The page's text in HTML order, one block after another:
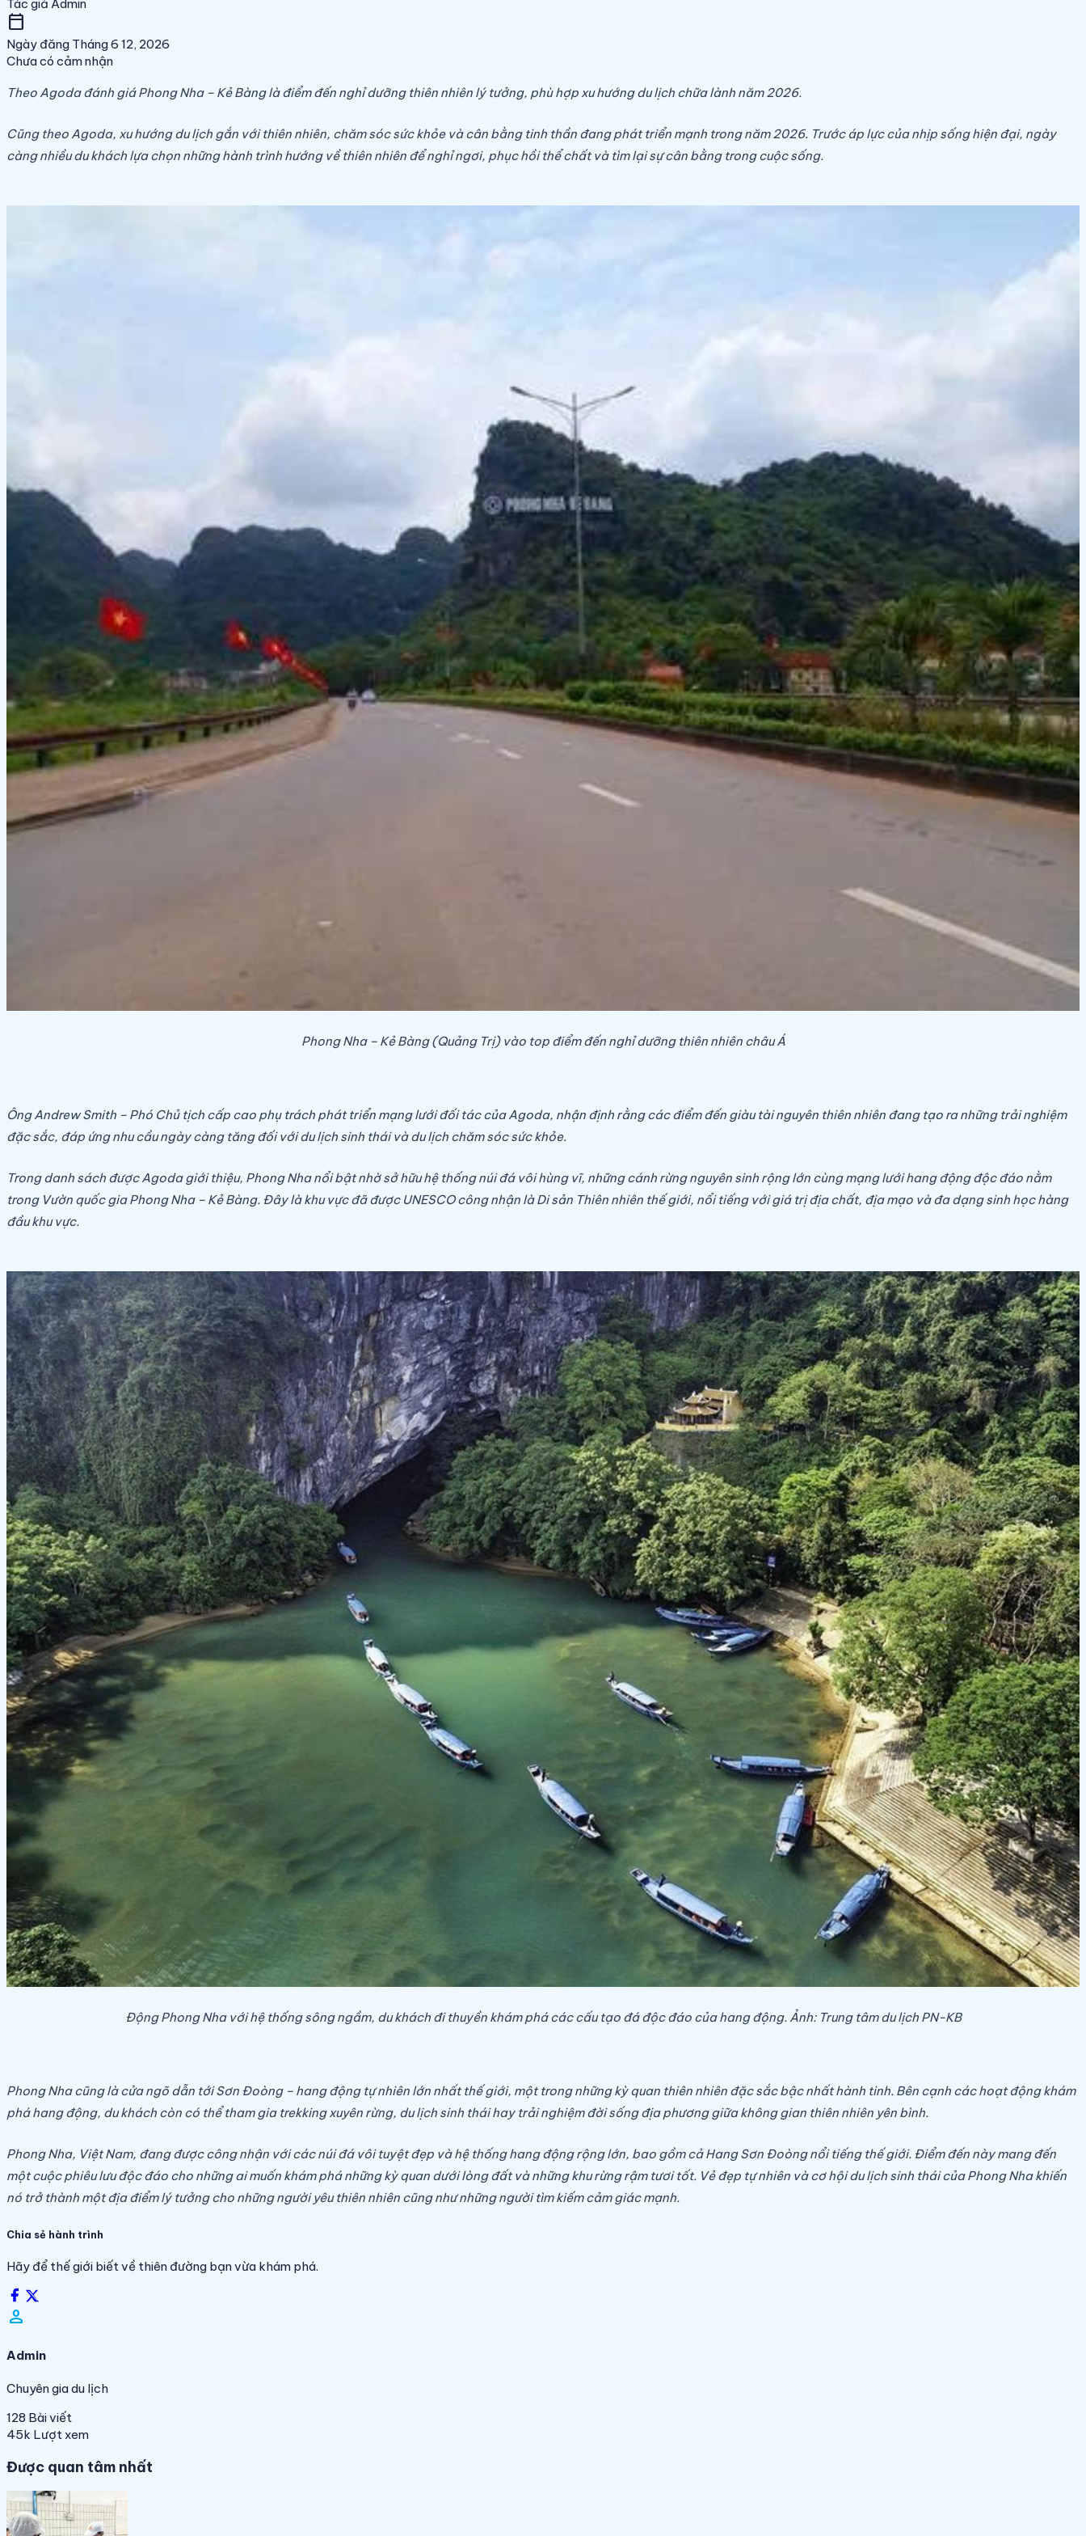
Tác giả Admin
calendar_today
Ngày đăng Tháng 6 12, 2026
Chưa có cảm nhận
Theo Agoda đánh giá Phong Nha – Kẻ Bàng là điểm đến nghỉ dưỡng thiên nhiên lý tưởng, phù hợp xu hướng du lịch chữa lành năm 2026.
Cũng theo Agoda, xu hướng du lịch gắn với thiên nhiên, chăm sóc sức khỏe và cân bằng tinh thần đang phát triển mạnh trong năm 2026. Trước áp lực của nhịp sống hiện đại, ngày
càng nhiều du khách lựa chọn những hành trình hướng về thiên nhiên để nghỉ ngơi, phục hồi thể chất và tìm lại sự cân bằng trong cuộc sống.
Phong Nha – Kẻ Bàng (Quảng Trị) vào top điểm đến nghỉ dưỡng thiên nhiên châu Á
Ông Andrew Smith – Phó Chủ tịch cấp cao phụ trách phát triển mạng lưới đối tác của Agoda, nhận định rằng các điểm đến giàu tài nguyên thiên nhiên đang tạo ra những trải nghiệm
đặc sắc, đáp ứng nhu cầu ngày càng tăng đối với du lịch sinh thái và du lịch chăm sóc sức khỏe.
Trong danh sách được Agoda giới thiệu, Phong Nha nổi bật nhờ sở hữu hệ thống núi đá vôi hùng vĩ, những cánh rừng nguyên sinh rộng lớn cùng mạng lưới hang động độc đáo nằm
trong Vườn quốc gia Phong Nha – Kẻ Bàng. Đây là khu vực đã được UNESCO công nhận là Di sản Thiên nhiên thế giới, nổi tiếng với giá trị địa chất, địa mạo và đa dạng sinh học hàng
đầu khu vực.
Động Phong Nha với hệ thống sông ngầm, du khách đi thuyền khám phá các cấu tạo đá độc đáo của hang động. Ảnh: Trung tâm du lịch PN-KB
Phong Nha cũng là cửa ngõ dẫn tới Sơn Đoòng – hang động tự nhiên lớn nhất thế giới, một trong những kỳ quan thiên nhiên đặc sắc bậc nhất hành tinh. Bên cạnh các hoạt động khám
phá hang động, du khách còn có thể tham gia trekking xuyên rừng, du lịch sinh thái hay trải nghiệm đời sống địa phương giữa không gian thiên nhiên yên bình.
Phong Nha, Việt Nam, đang được công nhận với các núi đá vôi tuyệt đẹp và hệ thống hang động rộng lớn, bao gồm cả Hang Sơn Đoòng nổi tiếng thế giới. Điểm đến này mang đến
một cuộc phiêu lưu độc đáo cho những ai muốn khám phá những kỳ quan dưới lòng đất và những khu rừng rậm tươi tốt. Vẻ đẹp tự nhiên và cơ hội du lịch sinh thái của Phong Nha khiến
nó trở thành một địa điểm lý tưởng cho những người yêu thiên nhiên cũng như những người tìm kiếm cảm giác mạnh.
Chia sẻ hành trình
Hãy để thế giới biết về thiên đường bạn vừa khám phá.
person_filled
Admin
Chuyên gia du lịch
128 Bài viết
45k Lượt xem
Được quan tâm nhất